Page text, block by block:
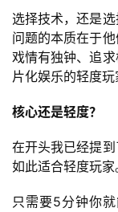
选择技术，还是
问题的本质在于
戏情有独钟、追
片化娱乐的轻度玩
核心还是轻度？
在开头我已经提
如此适合轻度玩家
只需要5分钟你